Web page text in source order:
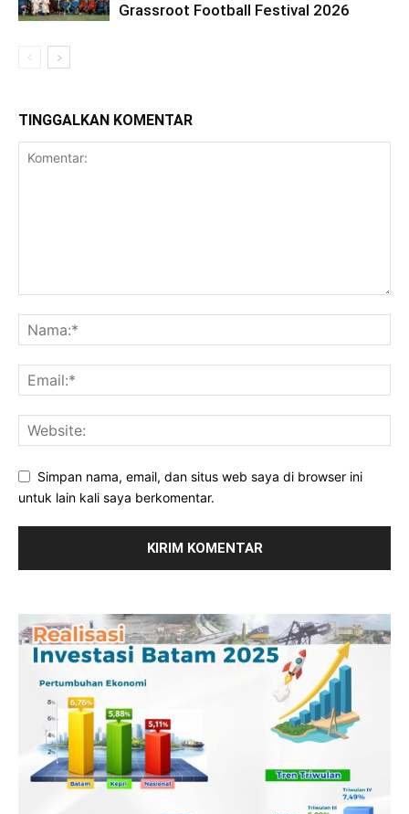
Grassroot Football Festival 2026
TINGGALKAN KOMENTAR
Simpan nama, email, dan situs web saya di browser ini
untuk lain kali saya berkomentar.